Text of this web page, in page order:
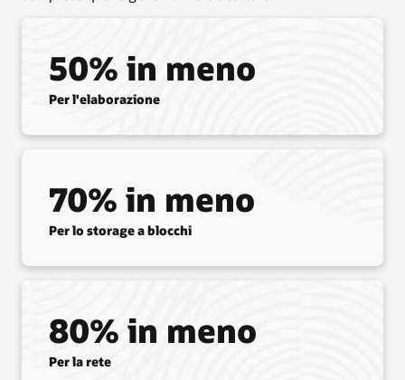
50% in meno
Per l'elaborazione
70% in meno
Per lo storage a blocchi
80% in meno
Per la rete